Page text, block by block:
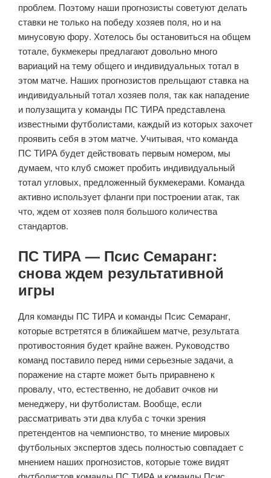
проблем. Поэтому наши прогнозисты советуют делать
ставки не только на победу хозяев поля, но и на
минусовую фору. Хотелось бы остановиться на общем
тотале, букмекеры предлагают довольно много
вариаций на тему общего и индивидуальных тотал в
этом матче. Наших прогнозистов прельщают ставка на
индивидуальный тотал хозяев поля, так как нападение
и полузащита у команды ПС ТИРА представлена
известными футболистами, каждый из которых захочет
проявить себя в этом матче. Учитывая, что команда
ПС ТИРА будет действовать первым номером, мы
думаем, что клуб сможет пробить индивидуальный
тотал угловых, предложенный букмекерами. Команда
активно использует фланги при построении атак, так
что, ждем от хозяев поля большого количества
стандартов.
ПС ТИРА — Псис Семаранг:
снова ждем результативной
игры
Для команды ПС ТИРА и команды Псис Семаранг,
которые встретятся в ближайшем матче, результата
противостояния будет крайне важен. Руководство
команд поставило перед ними серьезные задачи, а
поражение на старте может быть приравнено к
провалу, что, естественно, не добавит очков ни
менеджеру, ни футболистам. Вообще, если
рассматривать эти два клуба с точки зрения
претендентов на чемпионство, то мнение мировых
футбольных экспертов здесь полностью совпадает с
мнением наших прогнозистов, которые тоже видят